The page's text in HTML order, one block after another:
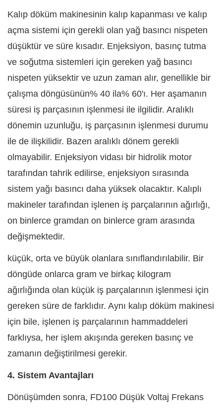
Kalıp döküm makinesinin kalıp kapanması ve kalıp
açma sistemi için gerekli olan yağ basıncı nispeten
düşüktür ve süre kısadır. Enjeksiyon, basınç tutma
ve soğutma sistemleri için gereken yağ basıncı
nispeten yüksektir ve uzun zaman alır, genellikle bir
çalışma döngüsünün% 40 ila% 60'ı. Her aşamanın
süresi iş parçasının işlenmesi ile ilgilidir. Aralıklı
dönemin uzunluğu, iş parçasının işlenmesi durumu
ile de ilişkilidir. Bazen aralıklı dönem gerekli
olmayabilir. Enjeksiyon vidası bir hidrolik motor
tarafından tahrik edilirse, enjeksiyon sırasında
sistem yağı basıncı daha yüksek olacaktır. Kalıplı
makineler tarafından işlenen iş parçalarının ağırlığı,
on binlerce gramdan on binlerce gram arasında
değişmektedir.
küçük, orta ve büyük olanlara sınıflandırılabilir. Bir
döngüde onlarca gram ve birkaç kilogram
ağırlığında olan küçük iş parçalarının işlenmesi için
gereken süre de farklıdır. Aynı kalıp döküm makinesi
için bile, işlenen iş parçalarının hammaddeleri
farklıysa, her işlem akışında gereken basınç ve
zamanın değiştirilmesi gerekir.
4. Sistem Avantajları
Dönüşümden sonra, FD100 Düşük Voltaj Frekans